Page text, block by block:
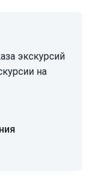
экскурсий
на